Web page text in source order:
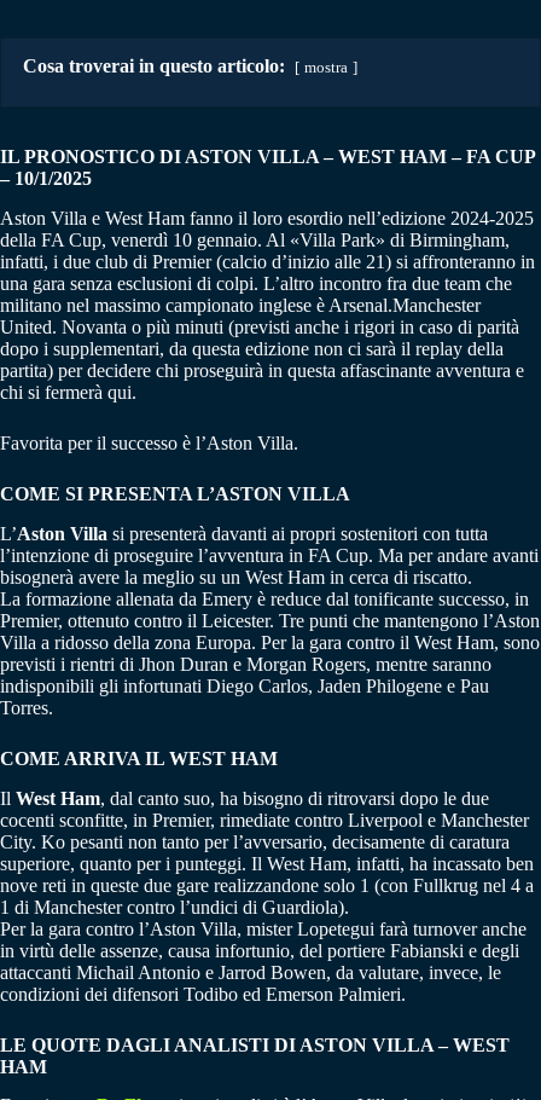
Cosa troverai in questo articolo: mostra
IL PRONOSTICO DI ASTON VILLA – WEST HAM–FA CUP
– 10/1/2025
Aston Villa e West Ham fanno il loro esordio nell’edizione 2024-2025
della FA Cup, venerdì 10 gennaio. Al «Villa Park» di Birmingham,
infatti, i due club di Premier (calcio d’inizio alle 21) si affronteranno in
una gara senza esclusioni di colpi. L’altro incontro fra due team che
militano nel massimo campionato inglese è Arsenal.Manchester
United. Novanta o più minuti (previsti anche i rigori in caso di parità
dopo i supplementari, da questa edizione non ci sarà il replay della
partita) per decidere chi proseguirà in questa affascinante avventura e
chi si fermerà qui.
Favorita per il successo è l’Aston Villa.
COME SI PRESENTA L’ASTON VILLA
L’Aston Villa si presenterà davanti ai propri sostenitori con tutta
l’intenzione di proseguire l’avventura in FA Cup. Ma per andare avanti
bisognerà avere la meglio su un West Ham in cerca di riscatto.
La formazione allenata da Emery è reduce dal tonificante successo, in
Premier, ottenuto contro il Leicester. Tre punti che mantengono l’Aston
Villa a ridosso della zona Europa. Per la gara contro il West Ham, sono
previsti i rientri di Jhon Duran e Morgan Rogers, mentre saranno
indisponibili gli infortunati Diego Carlos, Jaden Philogene e Pau
Torres.
COME ARRIVA IL WEST HAM
Il West Ham, dal canto suo, ha bisogno di ritrovarsi dopo le due
cocenti sconfitte, in Premier, rimediate contro Liverpool e Manchester
City. Ko pesanti non tanto per l’avversario, decisamente di caratura
superiore, quanto per i punteggi. Il West Ham, infatti, ha incassato ben
nove reti in queste due gare realizzandone solo 1 (con Fullkrug nel 4 a
1 di Manchester contro l’undici di Guardiola).
Per la gara contro l’Aston Villa, mister Lopetegui farà turnover anche
in virtù delle assenze, causa infortunio, del portiere Fabianski e degli
attaccanti Michail Antonio e Jarrod Bowen, da valutare, invece, le
condizioni dei difensori Todibo ed Emerson Palmieri.
LE QUOTE DAGLI ANALISTI DI ASTON VILLA – WEST
HAM